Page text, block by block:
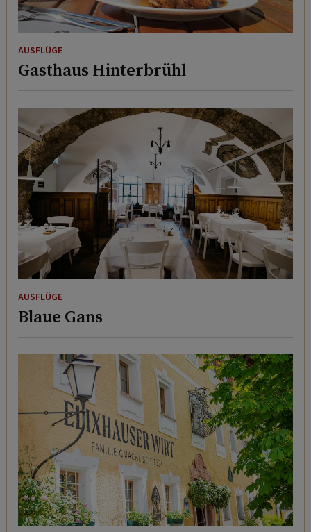
AUSFLÜGE
Gasthaus Hinterbrühl
AUSFLÜGE
Blaue Gans